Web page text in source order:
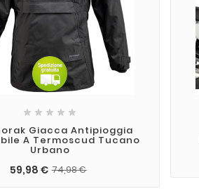
    
Giacca Antipioggia
A Termoscud Tucano
Urbano
59,98 € 74,98 €